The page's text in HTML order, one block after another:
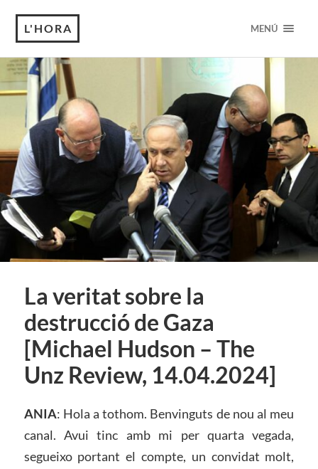
L'HORA MENÚ
La veritat sobre la
destrucció de Gaza
[Michael Hudson – The
Unz Review, 14.04.2024]
ANIA: Hola a tothom. Benvinguts de nou al meu
canal. Avui tinc amb mi per quarta vegada,
segueixo portant el compte, un convidat molt,